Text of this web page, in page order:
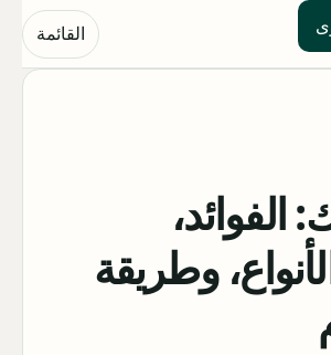
القائمة
الفوائد،
وطريقة